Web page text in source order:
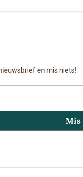
en mis niets!
Mis